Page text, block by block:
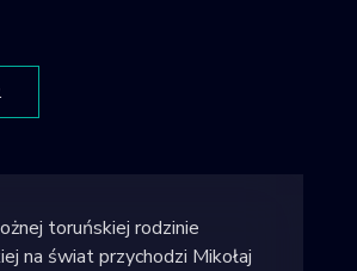
toruńskiej rodzinie
na świat przychodzi Mikołaj